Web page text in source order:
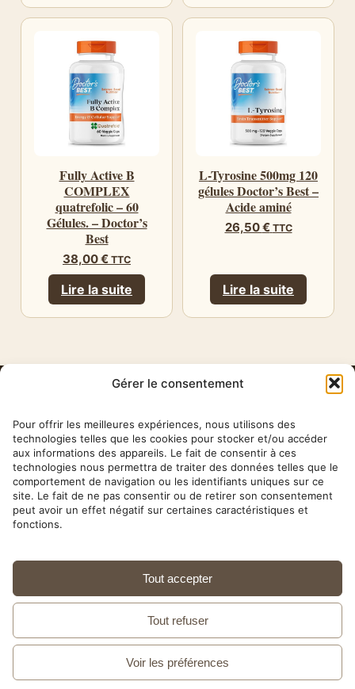
Gérer le consentement
Pour offrir les meilleures expériences, nous utilisons des
technologies telles que les cookies pour stocker et/ou accéder
aux informations des appareils. Le fait de consentir à ces
technologies nous permettra de traiter des données telles que le
comportement de navigation ou les identifiants uniques sur ce
site. Le fait de ne pas consentir ou de retirer son consentement
peut avoir un effet négatif sur certaines caractéristiques et
fonctions.
Tout accepter
Tout refuser
Voir les préférences
Fully Active B
COMPLEX
quatrefolic – 60
Gélules. – Doctor’s
Best
38,00€ TTC
Lire la suite
L-Tyrosine 500mg 120
gélules Doctor’s Best –
Acide aminé
26,50€ TTC
Lire la suite
BARONA
✉ contact@herbabarona.com
10 rue Théophile Roussel — 75012 Paris ·
01 43 42 43 80· Mardi au samedi, 9h30–18h30 ·
4,7/5 sur Google
Mentions légales·Politique de confidentialité·CGV
View in English →